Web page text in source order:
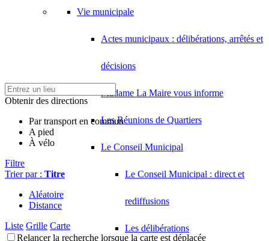
Vie municipale
Actes municipaux : délibérations, arrêtés et
décisions
Madame La Maire vous informe
Les Réunions de Quartiers
Le Conseil Municipal
Le Conseil Municipal : direct et
rediffusions
Les délibérations
Obtenir des directions
Par transport en commun
A pied
À vélo
Filtre
Trier par : Titre
Aléatoire
Distance
Liste Grille Carte
Relancer la recherche lorsque la carte est déplacée